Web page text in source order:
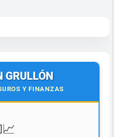
GRULLÓN
Y FINANZAS